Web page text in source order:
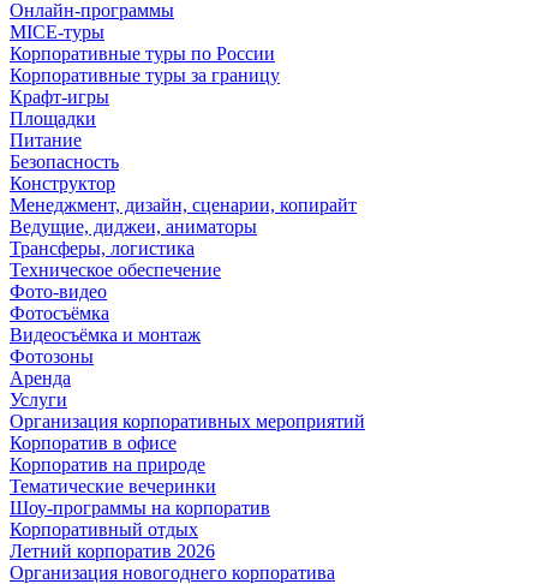
Онлайн-программы
MICE‑туры
Корпоративные туры по России
Корпоративные туры за границу
Крафт-игры
Площадки
Питание
Безопасность
Конструктор
Менеджмент, дизайн, сценарии, копирайт
Ведущие, диджеи, аниматоры
Трансферы, логистика
Техническое обеспечение
Фото-видео
Фотосъёмка
Видеосъёмка и монтаж
Фотозоны
Аренда
Услуги
Организация корпоративных мероприятий
Корпоратив в офисе
Корпоратив на природе
Тематические вечеринки
Шоу-программы на корпоратив
Корпоративный отдых
Летний корпоратив 2026
Организация новогоднего корпоратива